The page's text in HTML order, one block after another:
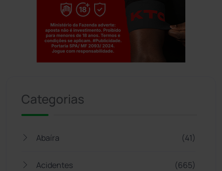
Categorias
Abaíra (41)
Acidentes (665)